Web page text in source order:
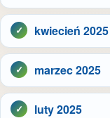
kwiecień 2025
marzec 2025
luty 2025